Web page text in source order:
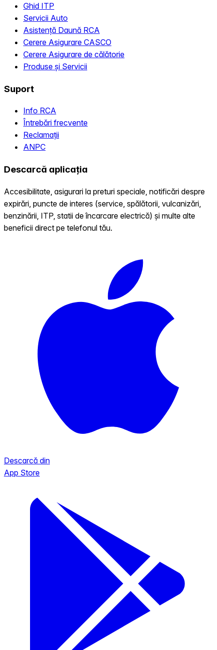
Ghid ITP
Servicii Auto
Asistență Daună RCA
Cerere Asigurare CASCO
Cerere Asigurare de călătorie
Produse și Servicii
Suport
Info RCA
Întrebări frecvente
Reclamații
ANPC
Descarcă aplicația
Accesibilitate, asigurari la preturi speciale, notificări despre
expirări, puncte de interes (service, spălătorii, vulcanizări,
benzinării, ITP, statii de încarcare electrică) și multe alte
beneficii direct pe telefonul tău.
Descarcă din
App Store